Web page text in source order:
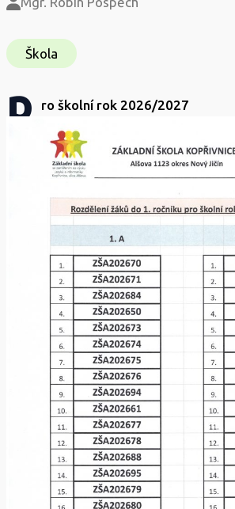
Škola
p ro školní rok 2026/2027